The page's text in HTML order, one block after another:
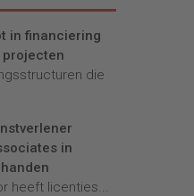
in financiering
projecten
die
in
heeft licenties...